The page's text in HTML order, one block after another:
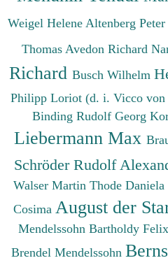
Weigel Helene Altenberg Peter
Thomas Avedon Richard
Richard Busch Wilhelm
Philipp Loriot (d. i. Vicco
Binding Rudolf Georg
Liebermann Max
Schröder Rudolf
Walser Martin Thode
Cosima August der
Mendelssohn Bartholdy Felix
Brendel Mendelssohn